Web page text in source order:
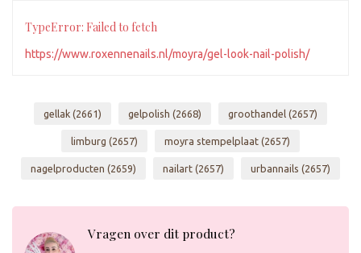
TypeError: Failed to fetch
https://www.roxennenails.nl/moyra/gel-look-nail-polish/
gellak (2661) gelpolish (2668) groothandel (2657)
limburg (2657) moyra stempelplaat (2657)
nagelproducten (2659) nailart (2657) urbannails (2657)
Vragen over dit product?